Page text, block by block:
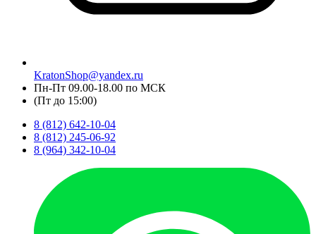
KratonShop@yandex.ru
Пн-Пт 09.00-18.00 по МСК
(Пт до 15:00)
8 (812) 642-10-04
8 (812) 245-06-92
8 (964) 342-10-04